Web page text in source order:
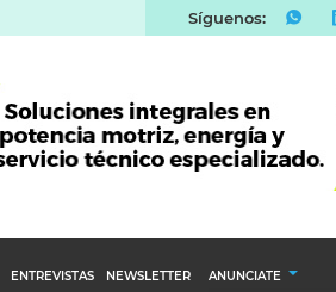
Síguenos:
ENTREVISTAS NEWSLETTER ANUNCIATE